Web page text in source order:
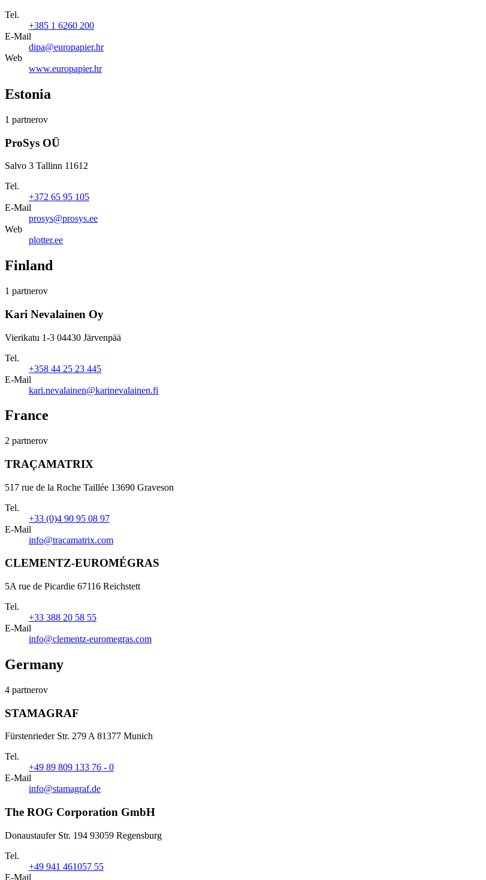
Tel.
+385 1 6260 200
E-Mail
dipa@europapier.hr
Web
www.europapier.hr
Estonia
1 partnerov
ProSys OÜ
Salvo 3 Tallinn 11612
Tel.
+372 65 95 105
E-Mail
prosys@prosys.ee
Web
plotter.ee
Finland
1 partnerov
Kari Nevalainen Oy
Vierikatu 1-3 04430 Järvenpää
Tel.
+358 44 25 23 445
E-Mail
kari.nevalainen@karinevalainen.fi
France
2 partnerov
TRAÇAMATRIX
517 rue de la Roche Taillée 13690 Graveson
Tel.
+33 (0)4 90 95 08 97
E-Mail
info@tracamatrix.com
CLEMENTZ-EUROMÉGRAS
5A rue de Picardie 67116 Reichstett
Tel.
+33 388 20 58 55
E-Mail
info@clementz-euromegras.com
Germany
4 partnerov
STAMAGRAF
Fürstenrieder Str. 279 A 81377 Munich
Tel.
+49 89 809 133 76 - 0
E-Mail
info@stamagraf.de
The ROG Corporation GmbH
Donaustaufer Str. 194 93059 Regensburg
Tel.
+49 941 461057 55
E-Mail